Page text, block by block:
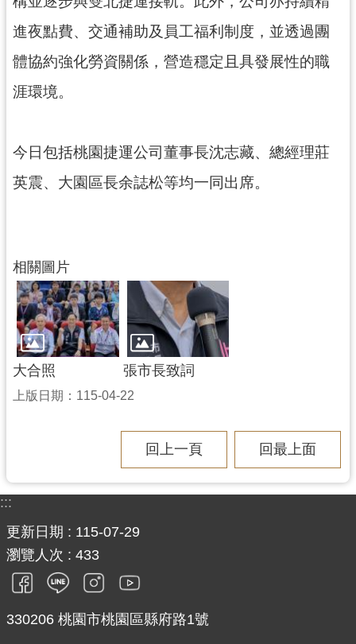
策
政
府
資
開
進夜點費、交通補助及員工福利制度，並透過團
體協約強化勞資關係，營造穩定且具發展性的職
涯環境。
今日包括桃園捷運公司董事長沈志藏、總經理莊
英震、大園區長余誌松等均一同出席。
相關圖片
大合照 張市長致詞
上版日期：115-04-22
回上一頁 回最上面
:::
更新日期
115-07-29
瀏覽人次
433
330206 桃園市桃園區縣府路1號